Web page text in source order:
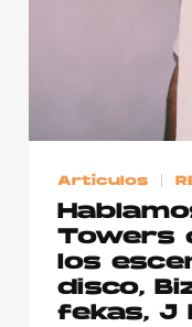
Artículos
Towers
los
disco,
fekas, J